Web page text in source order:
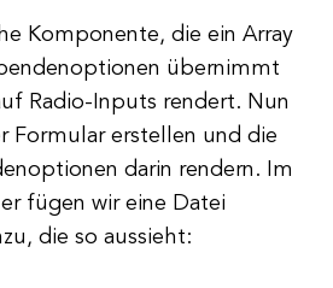
Komponente, die ein Array
übernimmt
Radio-Inputs rendert. Nun
Formular erstellen und die
darin rendern. Im
fügen wir eine Datei
die so aussieht: